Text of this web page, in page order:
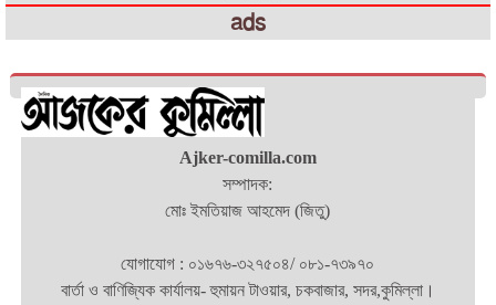
ads
Ajker-comilla.com
সম্পাদক:
মোঃ ইমতিয়াজ আহমেদ (জিতু)
যোগাযোগ : ০১৬৭৬-৩২৭৫০৪/ ০৮১-৭৩৯৭০
বার্তা ও বাণিজ্যিক কার্যালয়- হুমায়ন টাওয়ার, চকবাজার, সদর,কুমিল্লা।